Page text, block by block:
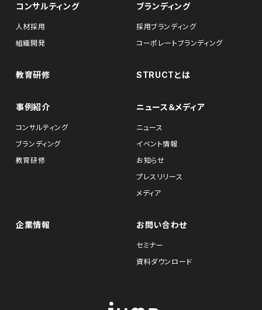
コンサルティング
人材採用
組織開発
ブランディング
採用ブランディング
コーポレートブランディング
教育研修 STRUCTとは
事例紹介
コンサルティング
ブランディング
教育研修
ニュース＆メディア
ニュース
イベント情報
お知らせ
プレスリリース
メディア
企業情報 お問い合わせ
セミナー
資料ダウンロード